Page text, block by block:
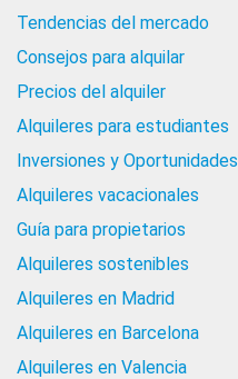
Tendencias del mercado
Consejos para alquilar
Precios del alquiler
Alquileres para estudiantes
Inversiones y Oportunidades
Alquileres vacacionales
Guía para propietarios
Alquileres sostenibles
Alquileres en Madrid
Alquileres en Barcelona
Alquileres en Valencia